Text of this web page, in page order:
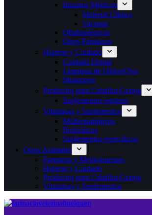
Insumos Médicos
Material Clínico
Vacunas
Oftalmológicos
Otros Fármacos
Higiene y Cuidado
Cuidado Dental
Limpieza de Oídos/Ojos
Shampoos
Productos para Caballos/Granja
Suplementos equinos
Vitaminas y Suplementos
Multivitamínicos
Probióticos
Suplementos específicos
Otros Animales
Farmacia y Medicamentos
Higiene y Cuidado
Productos para Caballos/Granja
Vitaminas y Suplementos